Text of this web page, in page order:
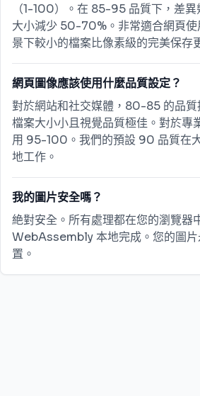
（1-100）。在 85-95 品質下，差
大小減少 50-70%。非常適合網頁使
景下較小的檔案比像素級的完美保存
網頁圖像應該使用什麼品質設定？
對於網站和社交媒體，80-85 的品
檔案大小小且視覺品質極佳。對於專
用 95-100。我們的預設 90 品質在
地工作。
我的圖片安全嗎？
絶對安全。所有處理都在您的瀏覽器
WebAssembly 本地完成。您的圖片
置。